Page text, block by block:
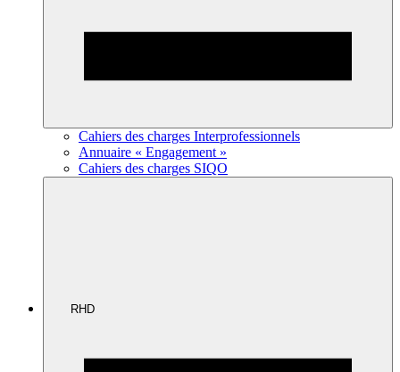
Cahiers des charges Interprofessionnels
Annuaire « Engagement »
Cahiers des charges SIQO
RHD